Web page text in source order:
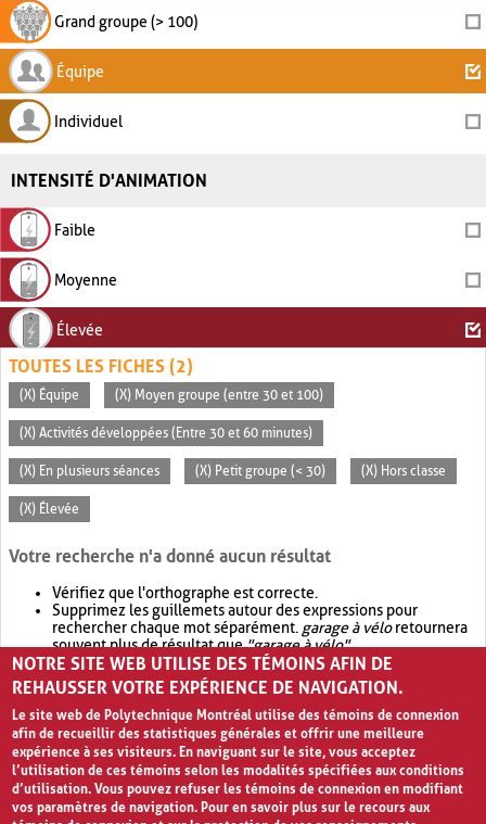
Grand groupe (> 100)
Équipe
Individuel
INTENSITÉ D'ANIMATION
Faible
Moyenne
Élevée
TOUTES LES FICHES (2)
(X) Équipe (X) Moyen groupe (entre 30 et 100)
(X) Activités développées (Entre 30 et 60 minutes)
(X) En plusieurs séances (X) Petit groupe (< 30) (X) Hors classe
(X) Élevée
Votre recherche n'a donné aucun résultat
Vérifiez que l'orthographe est correcte.
Supprimez les guillemets autour des expressions pour
rechercher chaque mot séparément. garage à véloretournera
souvent plus de résultat que"garage à vélo".
Envisagez d'élargir votre recherche avec OR.garage OR vélo
retournera souvent plus de résultat quegarage à vélo
NOTRE SITE WEB UTILISE DES TÉMOINS AFIN DE
REHAUSSER VOTRE EXPÉRIENCE DE NAVIGATION.
Le site web de Polytechnique Montréal utilise des témoins de connexion
afin de recueillir des statistiques générales et offrir une meilleure
expérience à ses visiteurs. En naviguant sur le site, vous acceptez
l’utilisation de ces témoins selon les modalités spécifiées aux conditions
d’utilisation. Vous pouvez refuser les témoins de connexion en modifiant
vos paramètres de navigation. Pour en savoir plus sur le recours aux